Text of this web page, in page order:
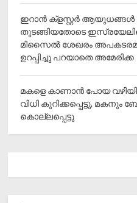
ഇറാന്‍ ക്‌ളസ്റ്റര്‍ ആയുധങ്ങള്‍
തുടങ്ങിയതോടെ
മിസൈല്‍ ശേഖരം
ഉറപ്പിച്ചു പറയാതെ അമേരിക്ക
മകളെ കാണാന്‍ പോയ
വിധി കുറിക്കപ്പെട്ടു,
കൊല്ലപ്പെട്ടു